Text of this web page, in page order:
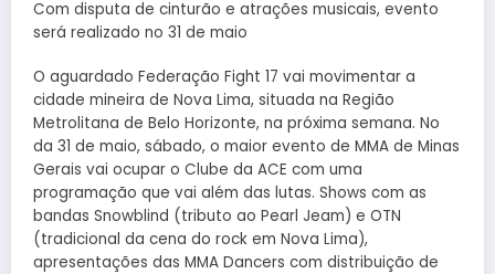
Com disputa de cinturão e atrações musicais, evento
será realizado no 31 de maio
O aguardado Federação Fight 17 vai movimentar a
cidade mineira de Nova Lima, situada na Região
Metrolitana de Belo Horizonte, na próxima semana. No
da 31 de maio, sábado, o maior evento de MMA de Minas
Gerais vai ocupar o Clube da ACE com uma
programação que vai além das lutas. Shows com as
bandas Snowblind (tributo ao Pearl Jeam) e OTN
(tradicional da cena do rock em Nova Lima),
apresentações das MMA Dancers com distribuição de